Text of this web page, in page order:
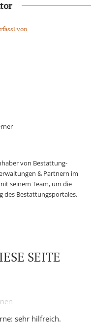
von
von Bestattung-
& Partnern im
seinem Team, um die
des Bestattungsportales.
SEITE
sehr hilfreich.